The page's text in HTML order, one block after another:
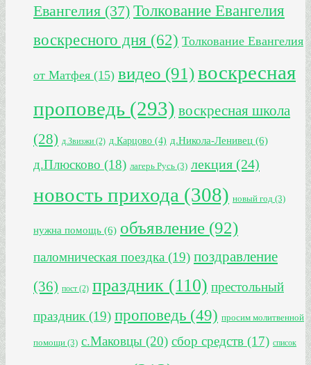
Евангелия (37) Толкование Евангелия
воскресного дня (62) Толкование Евангелия
от Матфея (15) видео (91)воскресная
проповедь (293) воскресная школа
(28) д.Звизжи (2) д.Карцово (4) д.Никола-Ленивец (6)
д.Плюсково (18) лагерь Русь (3) лекция (24)
новость прихода (308) новый год (3)
нужна помощь (6) объявление (92)
паломническая поездка (19) поздравление
(36) пост (2) праздник (110) престольный
праздник (19) проповедь (49) просим молитвенной
помощи (3) с.Маковцы (20) сбор средств (17) список